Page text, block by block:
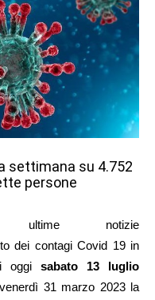
settimana su 4.752
persone
notizie
dei contagi Covid 19 in
oggisabato 13 luglio
31 marzo 2023 la